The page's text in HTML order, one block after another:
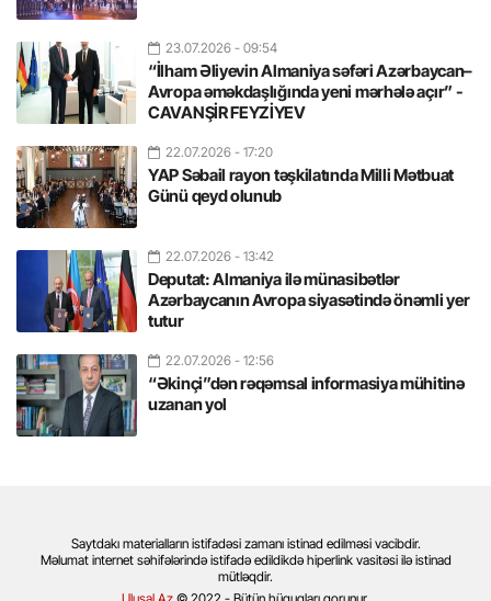
23.07.2026 - 09:54
“İlham Əliyevin Almaniya səfəri Azərbaycan–
Avropa əməkdaşlığında yeni mərhələ açır” -
CAVANŞİR FEYZİYEV
22.07.2026 - 17:20
YAP Səbail rayon təşkilatında Milli Mətbuat
Günü qeyd olunub
22.07.2026 - 13:42
Deputat: Almaniya ilə münasibətlər
Azərbaycanın Avropa siyasətində önəmli yer
tutur
22.07.2026 - 12:56
“Əkinçi”dən rəqəmsal informasiya mühitinə
uzanan yol
Saytdakı materialların istifadəsi zamanı istinad edilməsi vacibdir.
Məlumat internet səhifələrində istifadə edildikdə hiperlink vasitəsi ilə istinad
mütləqdir.